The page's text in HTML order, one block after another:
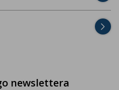
newslettera